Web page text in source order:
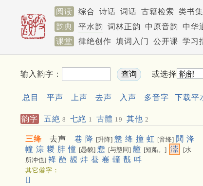
阅读 综合 诗话 词话 古籍检索 类书
韵典
平水韵 词林正韵 中原音韵 中华
课堂
律绝创作 填词入门 公开课 学习
输入韵字： 或选择
总目 平声 上声 去声 入声 多音字 下载平
韵字 五絶 8 七絶 1 古體 19 其他 2
三绛 去声 巷 降 [升降] 戆 绛 撞 虹 [音绛] 鬨 洚
幢 淙 䎫 肨 憧 [愚貌] 憃 [与戆同] 艟 [短船。] 漴
[水
所冲也] 袶 䣈 䚎 炐 䢽 㟟 䡴 㦼 㕩
其它僻字：
𥈄